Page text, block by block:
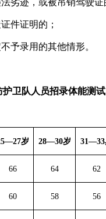
劣迹，或被吊销驾驶证
件证明的；
予录用的其他情形。
卫队人员招录体能测
岁 28—30岁 31—33
66 64 62
60 58 56